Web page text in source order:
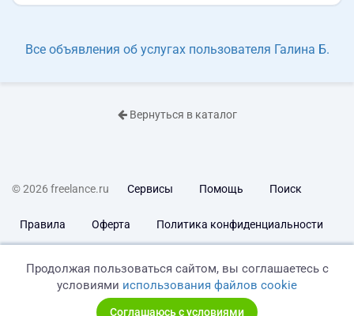
Все объявления об услугах пользователя Галина Б.
Вернуться в каталог
© 2026 freelance.ru Сервисы Помощь Поиск
Правила Оферта Политика конфиденциальности
Продолжая пользоваться сайтом, вы соглашаетесь с
условиями использования файлов cookie
Соглашаюсь с условиями